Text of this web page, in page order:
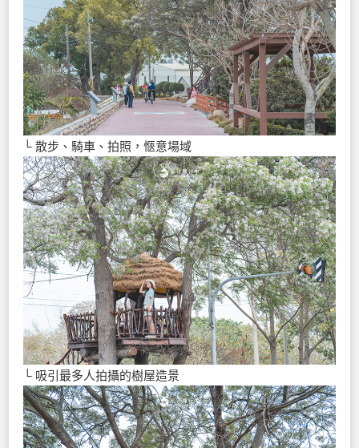
└ 散步、騎車、拍照，愜意場域
└ 吸引最多人拍攝的樹屋造景